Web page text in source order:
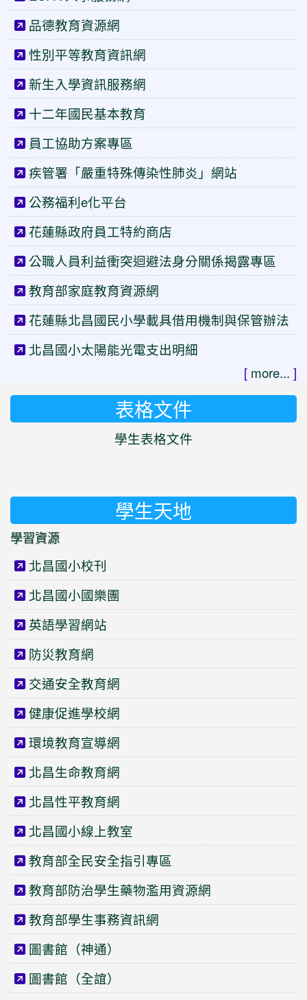
品德教育資源網
性別平等教育資訊網
新生入學資訊服務網
十二年國民基本教育
員工協助方案專區
疾管署「嚴重特殊傳染性肺炎」網站
公務福利e化平台
花蓮縣政府員工特約商店
公職人員利益衝突迴避法身分關係揭露專區
教育部家庭教育資源網
花蓮縣北昌國民小學載具借用機制與保管辦法
北昌國小太陽能光電支出明細
[ more... ]
表格文件
學生表格文件
學生天地
學習資源
北昌國小校刊
北昌國小國樂團
英語學習網站
防災教育網
交通安全教育網
健康促進學校網
環境教育宣導網
北昌生命教育網
北昌性平教育網
北昌國小線上教室
教育部全民安全指引專區
教育部防治學生藥物濫用資源網
教育部學生事務資訊網
圖書館（神通）
圖書館（全誼）